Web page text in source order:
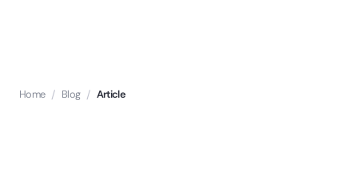
Home / Blog / Article